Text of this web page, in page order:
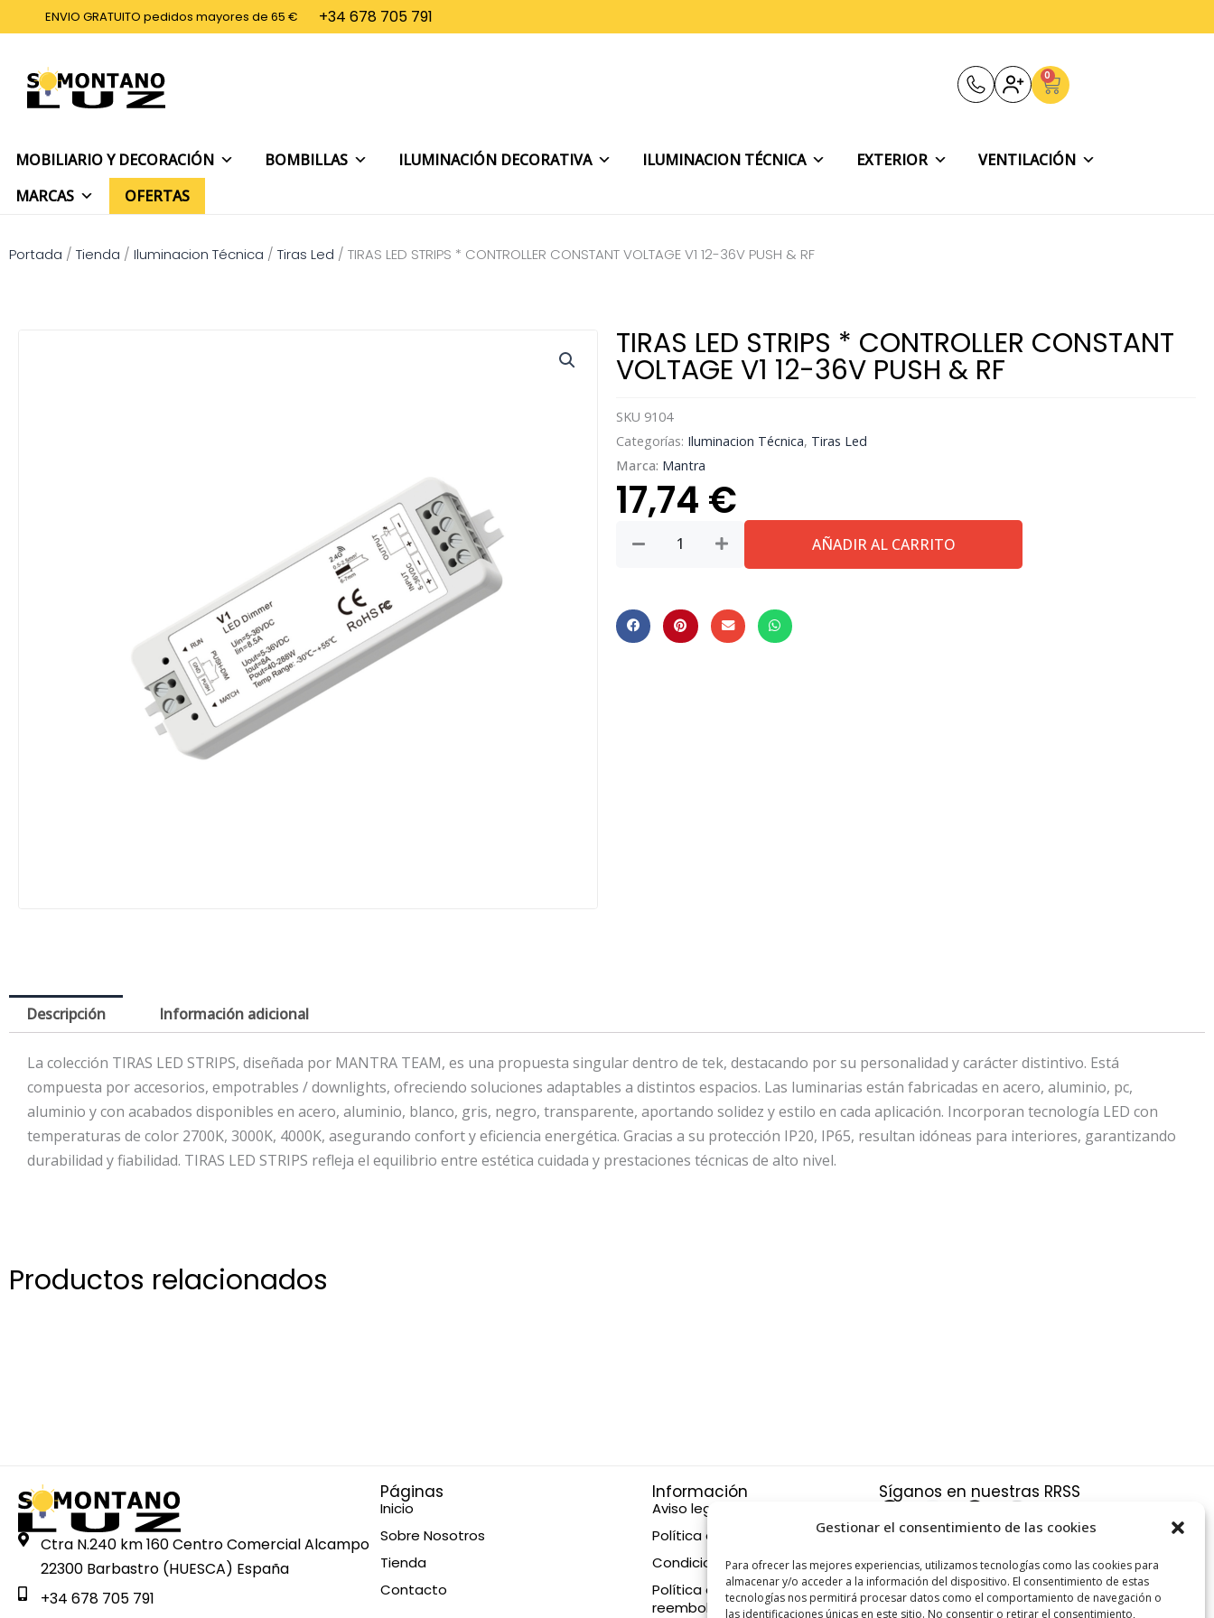
Gestionar el consentimiento de las cookies
Para ofrecer las mejores experiencias, utilizamos tecnologías como las cookies para
almacenar y/o acceder a la información del dispositivo. El consentimiento de estas
tecnologías nos permitirá procesar datos como el comportamiento de navegación o
las identificaciones únicas en este sitio. No consentir o retirar el consentimiento,
al
ENVIO GRATUITO pedidos mayores de 65 € +34 678 705 791
0
Carrito
MOBILIARIO Y DECORACIÓN BOMBILLAS ILUMINACIÓN DECORATIVA ILUMINACION TÉCNICA EXTERIOR
VENTILACIÓN
MARCAS
OFERTAS
Portada / Tienda / Iluminacion Técnica / Tiras Led / TIRAS LED STRIPS * CONTROLLER CONSTANT VOLTAGE V1 12-36V PUSH & RF
TIRAS LED STRIPS * CONTROLLER CONSTANT
VOLTAGE V1 12-36V PUSH & RF
SKU 9104
Categorías: Iluminacion Técnica, Tiras Led
Marca: Mantra
17,74 €
LED
CONTROLLER
AÑADIR AL CARRITO
Descripción Información adicional
La colección TIRAS LED STRIPS, diseñada por MANTRA TEAM, es una propuesta singular dentro de tek, destacando por su personalidad y carácter distintivo. Está
compuesta por accesorios, empotrables / downlights, ofreciendo soluciones adaptables a distintos espacios. Las luminarias están fabricadas en acero, aluminio, pc,
aluminio y con acabados disponibles en acero, aluminio, blanco, gris, negro, transparente, aportando solidez y estilo en cada aplicación. Incorporan tecnología LED con
temperaturas de color 2700K, 3000K, 4000K, asegurando confort y eficiencia energética. Gracias a su protección IP20, IP65, resultan idóneas para interiores, garantizando
durabilidad y fiabilidad. TIRAS LED STRIPS refleja el equilibrio entre estética cuidada y prestaciones técnicas de alto nivel.
Productos relacionados
Ctra N.240 km 160 Centro Comercial Alcampo
22300 Barbastro (HUESCA) España
+34 678 705 791
Páginas
Inicio
Sobre Nosotros
Tienda
Contacto
Información
Aviso legal
Política de privacidad
Condiciones de compra
Política de devoluciones y
reembolsos
Síganos en nuestras RRSS
F
a
e
b
-
t
w
i
P
i
n
t
e
I
n
s
t
a